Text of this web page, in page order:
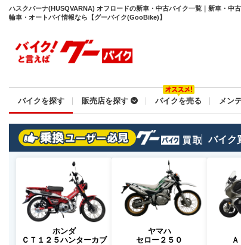
ハスクバーナ(HUSQVARNA) オフロードの新車・中古バイク一覧｜新車・中
輪車・オートバイ情報なら【グーバイク(GooBike)】
バイクを探す 販売店を探す バイクを売る メン
バイク
ホンダ
ＣＴ１２５ハンターカブ
ヤマハ
セロー２５０